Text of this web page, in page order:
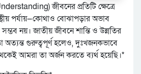
জীবনের প্রতিটি ক্ষেত্রে
পর্যায়—কোথাও বোঝাপড়ার অভাব
নয়। জাতীয় জীবনে শান্তি ও উন্নতির
অত্যন্ত গুরুত্বপূর্ণ হলেও, দুঃখজনকভাবে
আমরা তা অর্জন করতে ব্যর্থ হয়েছি।*